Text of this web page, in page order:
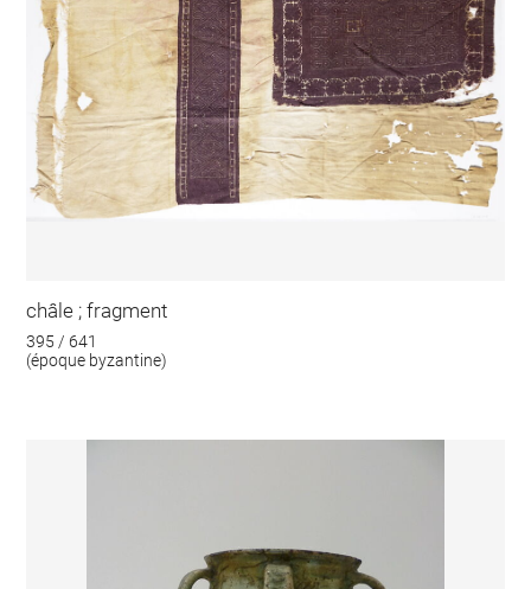
châle ; fragment
395 / 641
(époque byzantine)